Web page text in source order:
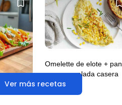
Ver más recetas
de
Omelette de elote + pan
con mermelada casera